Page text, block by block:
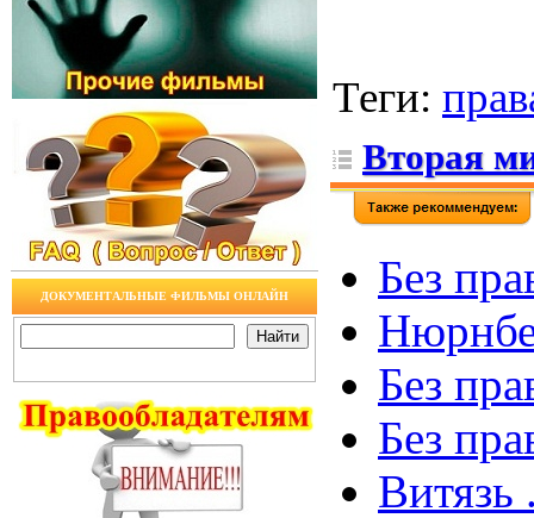
ДОКУМЕНТАЛЬНЫЕ ФИЛЬМЫ ОНЛАЙН
Теги:
Вторая
Без
Без
Без
Витязь